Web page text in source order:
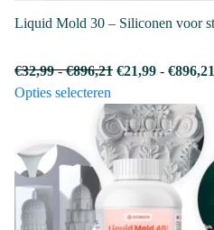
Liquid Mold 30 – Siliconen voor
€32,99 - €896,21Prijsklasse:
tot
€896,21
€21,99 - €896,21
Opties selecteren
product
heeft
meerdere
variaties.
optie